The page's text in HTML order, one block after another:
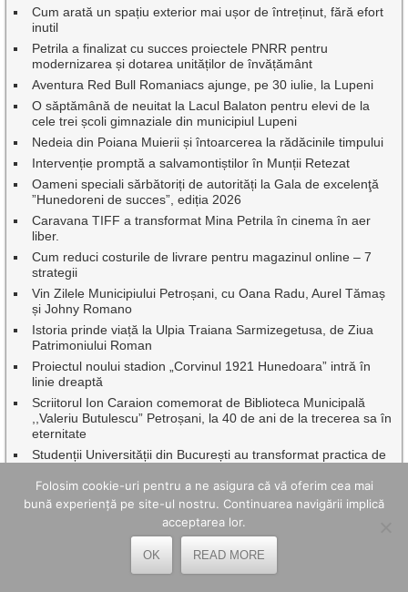
Cum arată un spațiu exterior mai ușor de întreținut, fără efort
inutil
Petrila a finalizat cu succes proiectele PNRR pentru
modernizarea și dotarea unităților de învățământ
Aventura Red Bull Romaniacs ajunge, pe 30 iulie, la Lupeni
O săptămână de neuitat la Lacul Balaton pentru elevi de la
cele trei școli gimnaziale din municipiul Lupeni
Nedeia din Poiana Muierii și întoarcerea la rădăcinile timpului
Intervenție promptă a salvamontiștilor în Munții Retezat
Oameni speciali sărbătoriți de autorități la Gala de excelenţă
”Hunedoreni de succes”, ediția 2026
Caravana TIFF a transformat Mina Petrila în cinema în aer
liber.
Cum reduci costurile de livrare pentru magazinul online – 7
strategii
Vin Zilele Municipiului Petroșani, cu Oana Radu, Aurel Tămaș
și Johny Romano
Istoria prinde viață la Ulpia Traiana Sarmizegetusa, de Ziua
Patrimoniului Roman
Proiectul noului stadion „Corvinul 1921 Hunedoara” intră în
linie dreaptă
Scriitorul Ion Caraion comemorat de Biblioteca Municipală
,,Valeriu Butulescu” Petroșani, la 40 de ani de la trecerea sa în
eternitate
Studenții Universității din București au transformat practica de
UNESCO Țara Hațegului
Beneficiile utilizării unei creme BB în rutina zilnică de îngrijire a
5 idei de afaceri pe care le poți începe de acasă și unde un
curier rapid îți poate ușura munca
Folosim cookie-uri pentru a ne asigura că vă oferim cea mai
bună experiență pe site-ul nostru. Continuarea navigării implică
acceptarea lor.
OK READ MORE